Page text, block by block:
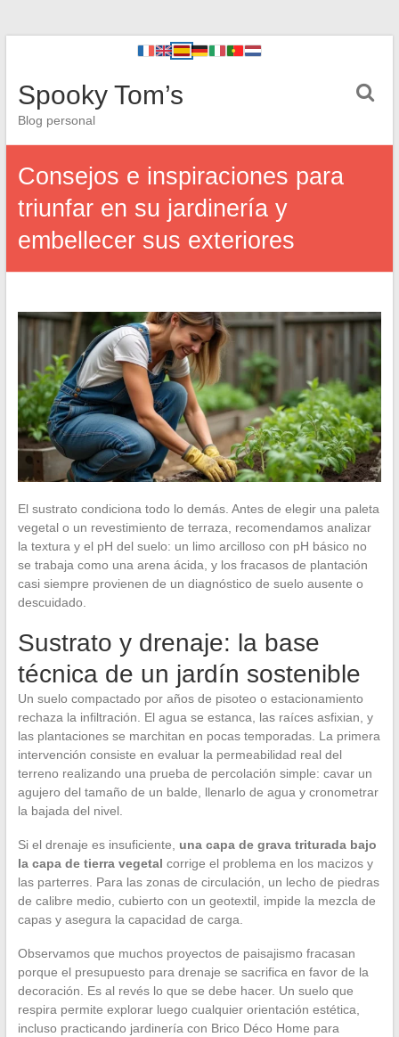
Spooky Tom’s
Blog personal
Consejos e inspiraciones para
triunfar en su jardinería y
embellecer sus exteriores
El sustrato condiciona todo lo demás. Antes de elegir una paleta
vegetal o un revestimiento de terraza, recomendamos analizar
la textura y el pH del suelo: un limo arcilloso con pH básico no
se trabaja como una arena ácida, y los fracasos de plantación
casi siempre provienen de un diagnóstico de suelo ausente o
descuidado.
Sustrato y drenaje: la base
técnica de un jardín sostenible
Un suelo compactado por años de pisoteo o estacionamiento
rechaza la infiltración. El agua se estanca, las raíces asfixian, y
las plantaciones se marchitan en pocas temporadas. La primera
intervención consiste en evaluar la permeabilidad real del
terreno realizando una prueba de percolación simple: cavar un
agujero del tamaño de un balde, llenarlo de agua y cronometrar
la bajada del nivel.
Si el drenaje es insuficiente, una capa de grava triturada bajo
la capa de tierra vegetal corrige el problema en los macizos y
las parterres. Para las zonas de circulación, un lecho de piedras
de calibre medio, cubierto con un geotextil, impide la mezcla de
capas y asegura la capacidad de carga.
Observamos que muchos proyectos de paisajismo fracasan
porque el presupuesto para drenaje se sacrifica en favor de la
decoración. Es al revés lo que se debe hacer. Un suelo que
respira permite explorar luego cualquier orientación estética,
incluso practicando jardinería con Brico Déco Home para